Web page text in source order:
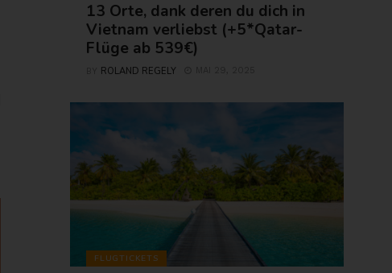
13 Orte, dank deren du dich in
Vietnam verliebst (+5*Qatar-
Flüge ab 539€)
ROLAND REGELY
FLUGTICKETS